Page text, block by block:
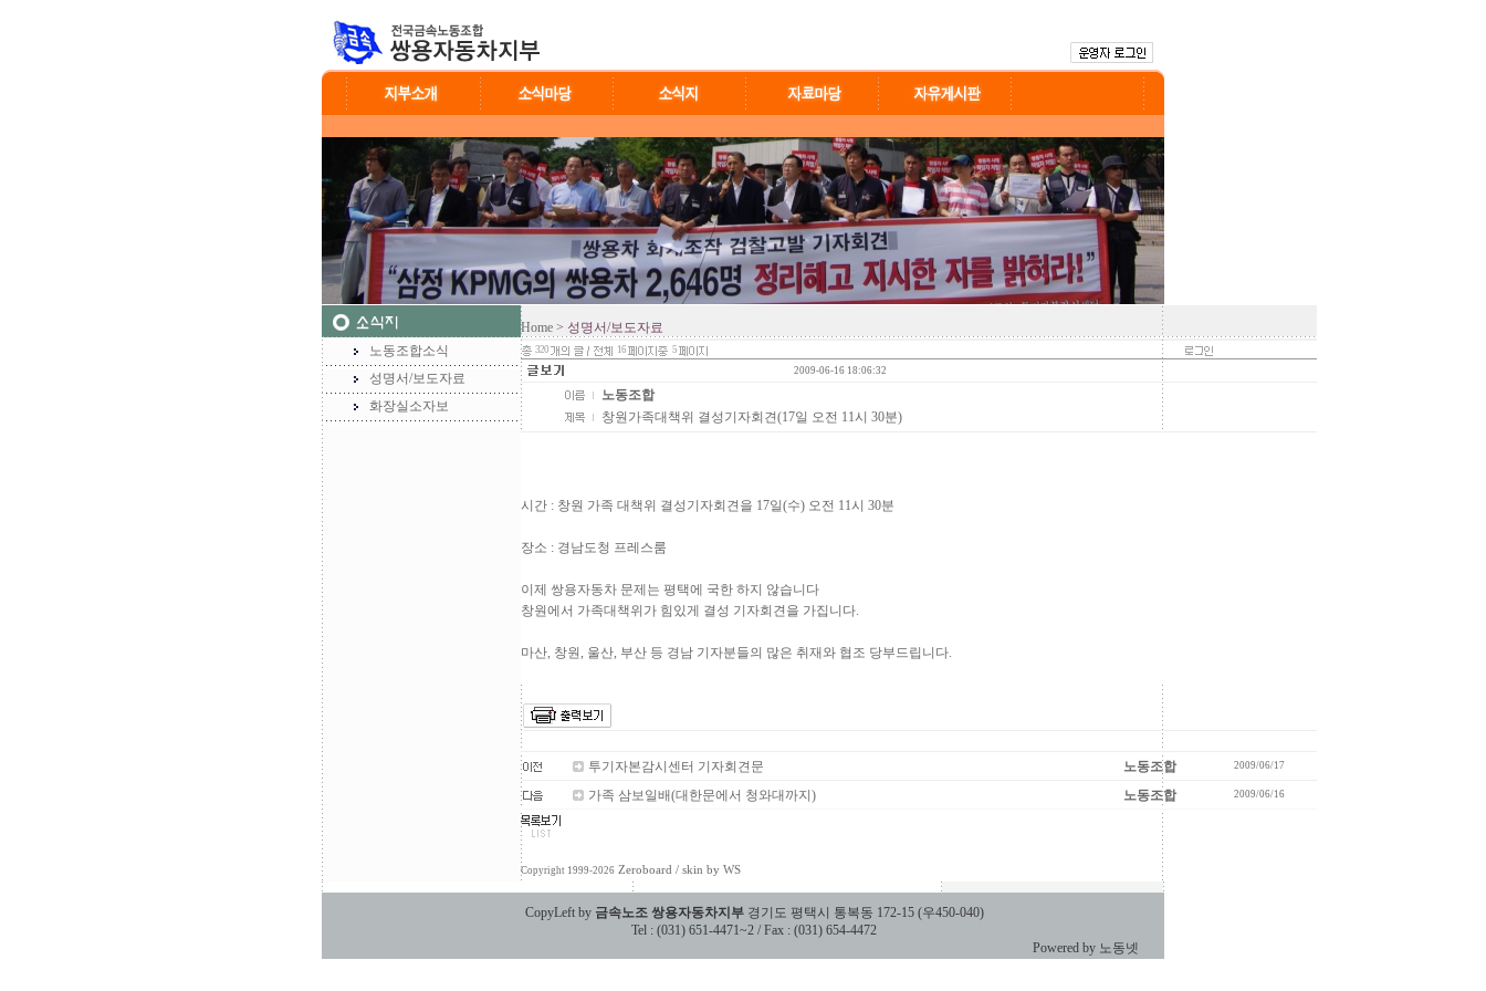
노동조합소식
성명서/보도자료
화장실소자보
Home > 성명서/보도자료
320 16
5
2009-06-16 18:06:32
노동조합
창원가족대책위 결성기자회견(17일 오전 11시 30분)
시간 : 창원 가족 대책위 결성기자회견을 17일(수) 오전 11시 30분
장소 : 경남도청 프레스룸
이제 쌍용자동차 문제는 평택에 국한 하지 않습니다
창원에서 가족대책위가 힘있게 결성 기자회견을 가집니다.
마산, 창원, 울산, 부산 등 경남 기자분들의 많은 취재와 협조 당부드립니다.
투기자본감시센터 기자회견문 노동조합 2009/06/17
가족 삼보일배(대한문에서 청와대까지) 노동조합 2009/06/16
Copyright 1999-2026 Zeroboard / skin by WS
CopyLeft by 금속노조 쌍용자동차지부경기도 평택시 통복동 172-15 (우450-040)
Tel : (031) 651-4471~2 / Fax : (031) 654-4472
Powered by 노동넷